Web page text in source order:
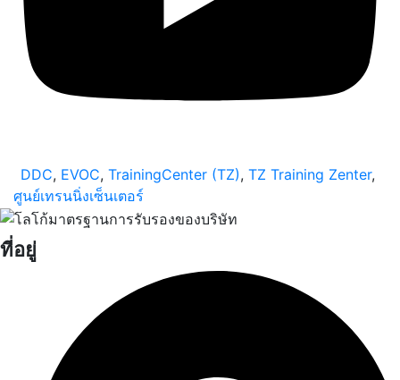
DDC, EVOC, TrainingCenter (TZ), TZ Training Zenter,
ศูนย์เทรนนิ่งเซ็นเตอร์
ที่อยู่